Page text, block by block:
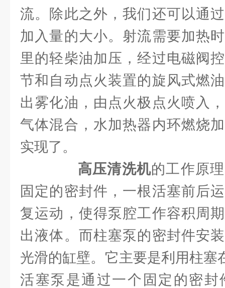
流。除此之外，我们还可以通
加入量的大小。射流需要加热
里的轻柴油加压，经过电磁阀
节和自动点火装置的旋风式燃
出雾化油，由点火极点火喷入
气体混合，水加热器内环燃烧
实现了。
高压清洗机的工作原
固定的密封件，一根活塞前后
复运动，使得泵腔工作容积周
出液体。而柱塞泵的密封件安
光滑的缸壁。它主要是利用柱塞
活塞泵是通过一个固定的密封